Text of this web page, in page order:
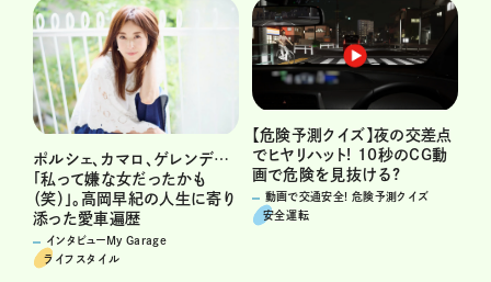
ポルシェ、カマロ、ゲレンデ…
「私って嫌な女だったかも
（笑）」。高岡早紀の人生に寄り
添った愛車遍歴
インタビューMy Garage
ライフスタイル
【危険予測クイズ】夜の交差点
でヒヤリハット! 10秒のCG動
画で危険を見抜ける?
動画で交通安全! 危険予測クイズ
安全運転